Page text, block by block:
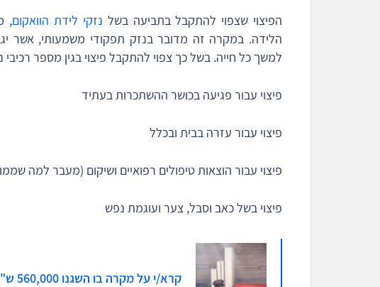
הפיצוי שצפוי להתקבל בתביעה בשל נזקי לידת הוואקום,
הלידה. במקרה זה מדובר בנזק תפקודי משמעותי, אשר
למשך כל חייה. בשל כך צפוי להתקבל פיצוי בגין מספר
פיצוי עבור פגיעה בכושר ההשתכרות בעתיד
פיצוי עבור עזרה בבית ובכלל
פיצוי עבור הוצאות טיפולים רפואיים ושיקום (מעבר למה
פיצוי בשל כאב וסבל, צער ועוגמת נפש
קרא/י על מקרה בו השגנו 560,000 ש"ח פיצוי בשל לידת ואקום רשלנית